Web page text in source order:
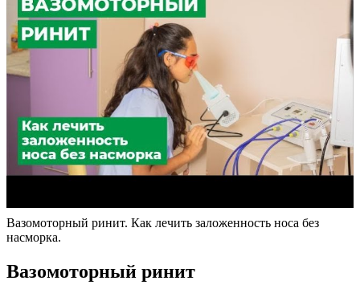
Вазомоторный ринит. Как лечить заложенность носа без
насморка.
Вазомоторный ринит